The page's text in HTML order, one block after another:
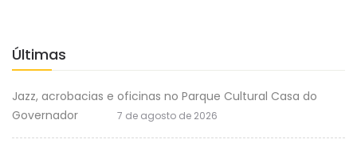
Últimas
Jazz, acrobacias e oficinas no Parque Cultural Casa do
Governador
7 de agosto de 2026